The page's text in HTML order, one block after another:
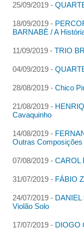
25/09/2019 -
18/09/2019 -
BARNABÈ / A
11/09/2019 - TRIO
04/09/2019 -
28/08/2019 - Chico
21/08/2019 -
Cavaquinho
14/08/2019 -
Outras Composições
07/08/2019 - CAROL
31/07/2019 - FÁBIO
24/07/2019 -
Violão Solo
17/07/2019 - DIOGO